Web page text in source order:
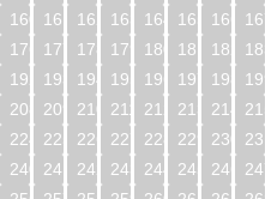
160
161 162 163 164 165 166 167
176
177 178 179 180 181 182 183
192
193 194 195 196 197 198 199
208
209 210 211 212 213 214 215
224
225 226 227 228 229 230 231
240
241 242 243 244 245 246 247